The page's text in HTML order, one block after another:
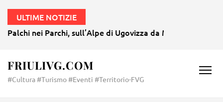
ULTIME NOTIZIE
Palchi nei Parchi, sull’Alpe di Ugovizza da Mozart a
FRIULIVG.COM
#Cultura #Turismo #Eventi #Territorio-FVG